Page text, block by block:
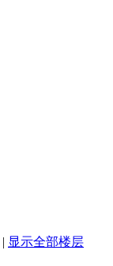
| 显示全部楼层